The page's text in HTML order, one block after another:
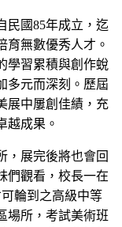
民國85年成立，迄
育無數優秀人才。
學習累積與創作蛻
多元而深刻。歷屆
展中屢創佳績，充
越成果。
，展完後將也會回
們觀看，校長一在
輪到之高級中等
場所，考試美術班